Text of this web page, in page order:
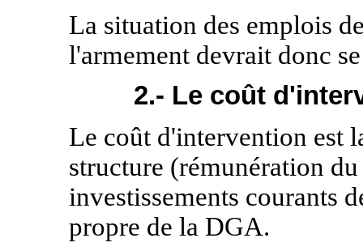
La situation des emplois
l'armement devrait donc
2.- Le coût
Le coût d'intervention est
structure (rémunération
investissements courants
propre de la DGA.